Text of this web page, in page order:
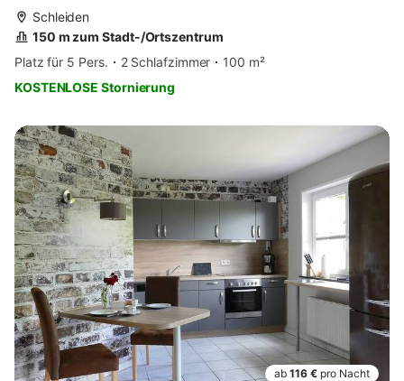
Schleiden
150 m zum Stadt-/Ortszentrum
Platz für 5 Pers.
2 Schlafzimmer
100 m²
KOSTENLOSE Stornierung
ab 116 € pro Nacht